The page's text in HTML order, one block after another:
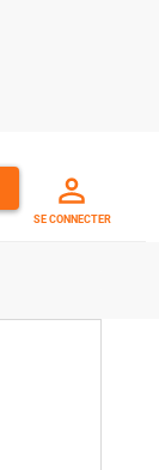
SE CONNECTER